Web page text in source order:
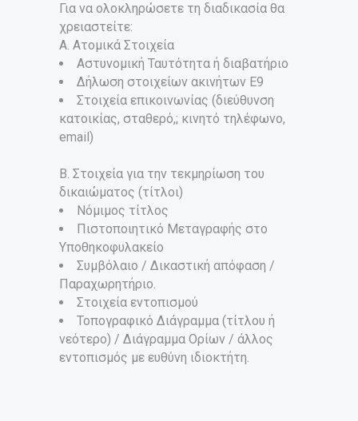
Για να ολοκληρώσετε τη διαδικασία θα
χρειαστείτε:
Α. Ατομικά Στοιχεία
Αστυνομική Ταυτότητα ή διαβατήριο
Δήλωση στοιχείων ακινήτων Ε9
Στοιχεία επικοινωνίας (διεύθυνση
κατοικίας, σταθερό,; κινητό τηλέφωνο,
email)
Β. Στοιχεία για την τεκμηρίωση του
δικαιώματος (τίτλοι)
Νόμιμος τίτλος
Πιστοποιητικό Μεταγραφής στο
Υποθηκοφυλακείο
Συμβόλαιο / Δικαστική απόφαση /
Παραχωρητήριο.
Στοιχεία εντοπισμού
Τοπογραφικό Διάγραμμα (τίτλου ή
νεότερο) / Διάγραμμα Ορίων / άλλος
εντοπισμός με ευθύνη ιδιοκτήτη.